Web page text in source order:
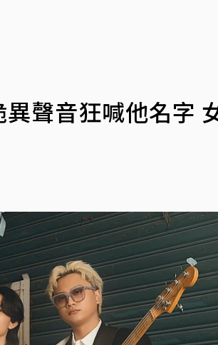
聲音狂喊他名字